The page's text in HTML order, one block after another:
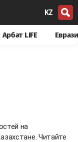
KZ
Арбат LIFE
на
Читайте